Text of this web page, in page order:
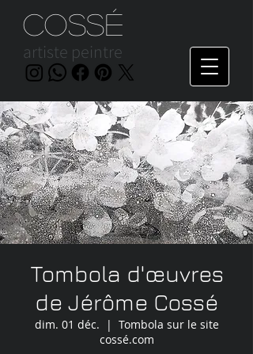
artiste peintre
Cossé
Tombola d'œuvres
de Jérôme Cossé
dim. 01 déc.
  |
Tombola sur le site
cossé.com